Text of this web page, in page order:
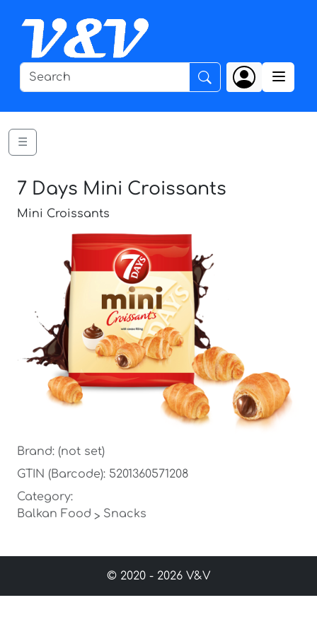
☰
7 Days Mini Croissants
Mini Croissants
Brand: (not set)
GTIN (Barcode): 5201360571208
Category:
Balkan Food > Snacks
© 2020 - 2026 V&V